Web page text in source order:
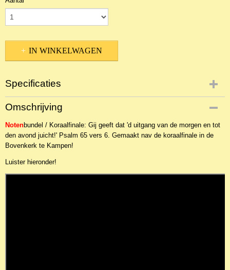
IN WINKELWAGEN
Specificaties
Productcode
NBLNOr-20650
Omschrijving
Notenbundel / Koraalfinale: Gij geeft dat 'd uitgang van de morgen en tot
den avond juicht!' Psalm 65 vers 6. Gemaakt nav de koraalfinale in de
Bovenkerk te Kampen!
Luister hieronder!